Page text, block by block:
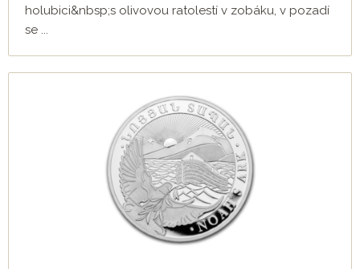
holubici&nbsp;s olivovou ratolestí v zobáku, v pozadí
se ...